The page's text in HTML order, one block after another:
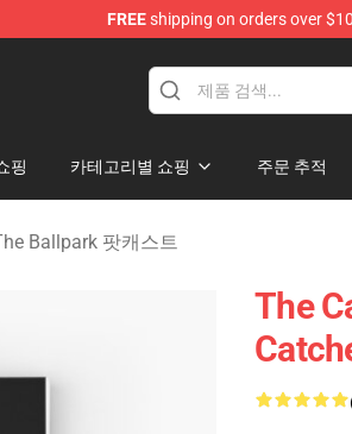
FREEshipping on orders over
Ballpark Merchandise Store
핑 카테고리별 쇼핑 주문 추적
Ballpark 팟캐스트
The